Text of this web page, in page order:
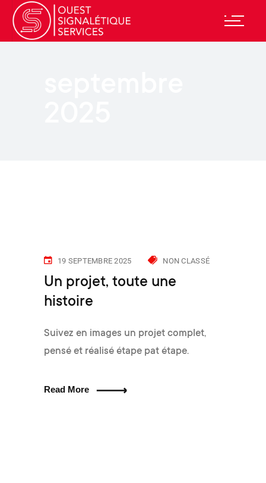
19 SEPTEMBRE 2025 NON CLASSÉ
Un projet, toute une
histoire
Suivez en images un projet complet,
pensé et réalisé étape pat étape.
Read More